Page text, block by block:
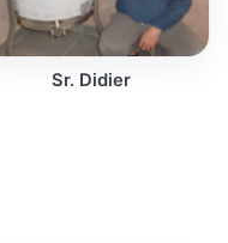
Sr. Didier